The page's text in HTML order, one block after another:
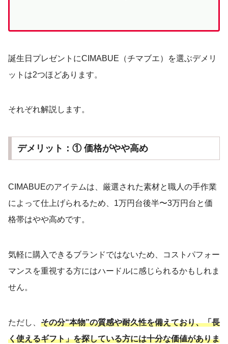
誕生日プレゼントにCIMABUE（チマブエ）を選ぶデメリ
ットは2つほどあります。
それぞれ解説します。
デメリット：① 価格がやや高め
CIMABUEのアイテムは、厳選された素材と職人の手作業
によって仕上げられるため、1万円台後半〜3万円台と価
格帯はやや高めです。
気軽に購入できるブランドではないため、コストパフォー
マンスを重視する方にはハードルに感じられるかもしれま
せん。
ただし、 その分“本物”の質感や耐久性を備えており、「長
く使えるギフト」を探している方には十分な価値がありま